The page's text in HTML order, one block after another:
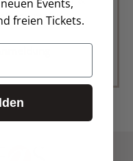
mehr
Events,
freien Tickets.